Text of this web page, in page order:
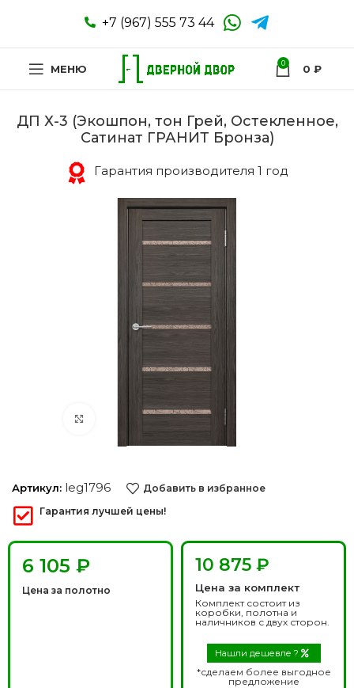
+7 (967) 555 73 44
МЕНЮ 0 0 ₽
ДП Х-3 (Экошпон, тон Грей, Остекленное,
Сатинат ГРАНИТ Бронза)
Гарантия производителя 1 год
Нажмите, чтобы увеличить
Артикул: leg1796
Добавить в избранное
Гарантия лучшей цены!
₽
Цена за полотно
10 875 ₽
Цена за комплект
Комплект состоит из
коробки, полотна и
наличников с двух сторон.
Нашли дешевле ?
*сделаем более выгодное
предложение